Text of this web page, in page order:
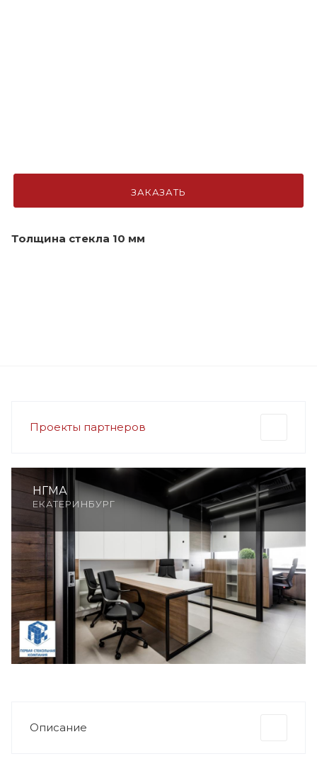
ЗАКАЗАТЬ
Толщина стекла 10 мм
Проекты партнеров
НГМА
ЕКАТЕРИНБУРГ
Описание